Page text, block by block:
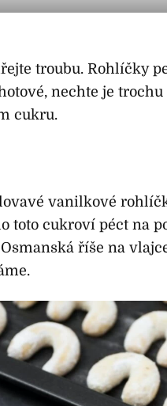
troubu. Rohlíčky
nechte je
cukru.
vanilkové
toto cukroví péct na
říše na